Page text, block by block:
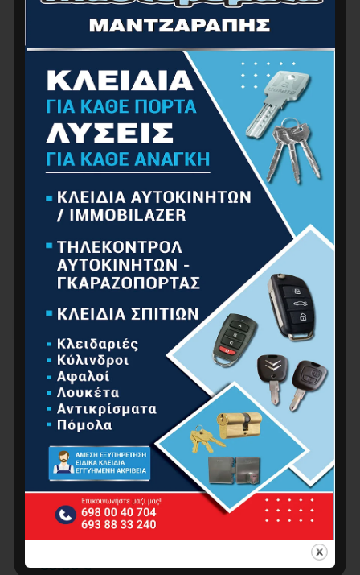
BORMANN BBV2300 Μέγγενη, Σταθερή Βάση Με
45.00€
BORMANN Pro BBV3105 Μέγγενη
Περιστρεφόμενη Με Αμόνι, 125mm
89.00€